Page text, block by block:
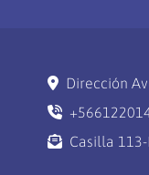
Dirección
Casilla